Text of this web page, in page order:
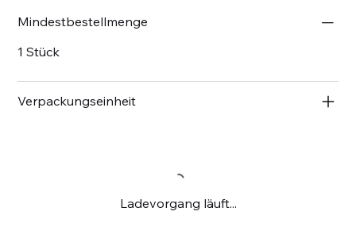
Mindestbestellmenge
1 Stück
Verpackungseinheit
Ladevorgang läuft...